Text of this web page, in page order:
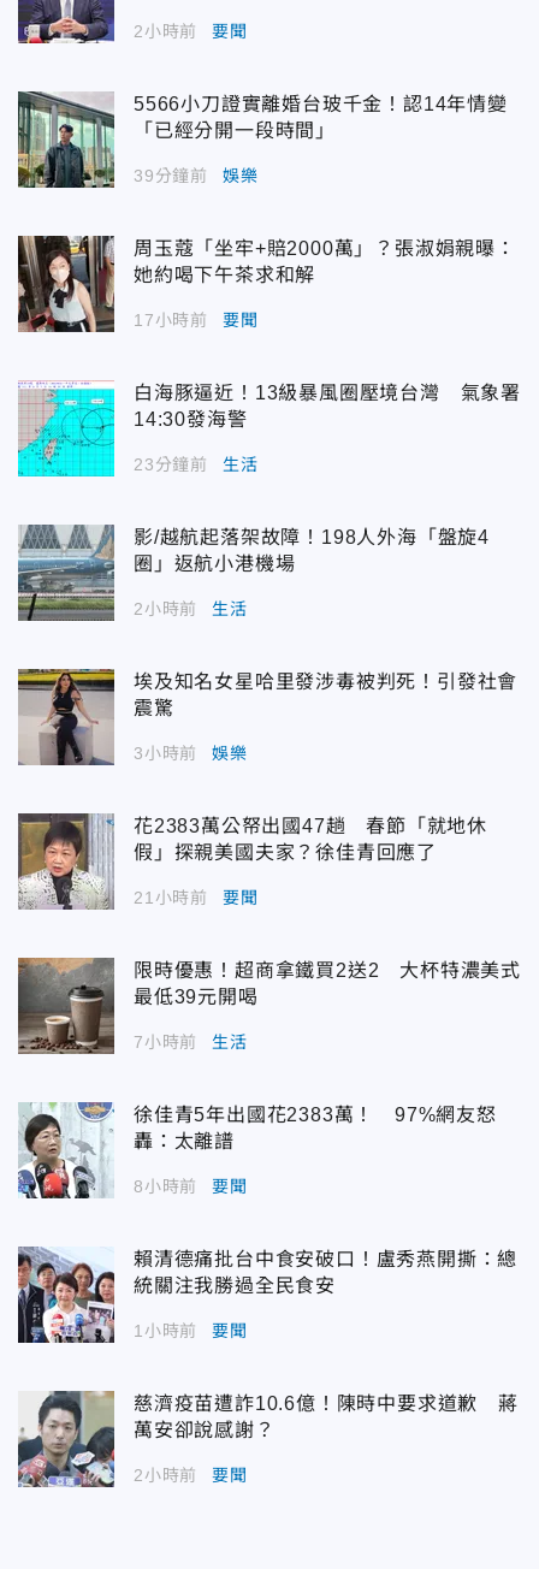
2小時前 要聞
5566小刀證實離婚台玻千金！認14年情變
「已經分開一段時間」
39分鐘前 娛樂
周玉蔻「坐牢+賠2000萬」？張淑娟親曝：
她約喝下午茶求和解
17小時前 要聞
白海豚逼近！13級暴風圈壓境台灣 氣象署
14:30發海警
23分鐘前 生活
影/越航起落架故障！198人外海「盤旋4
圈」返航小港機場
2小時前 生活
埃及知名女星哈里發涉毒被判死！引發社會
震驚
3小時前 娛樂
花2383萬公帑出國47趟 春節「就地休
假」探親美國夫家？徐佳青回應了
21小時前 要聞
限時優惠！超商拿鐵買2送2 大杯特濃美式
最低39元開喝
7小時前 生活
徐佳青5年出國花2383萬！ 97%網友怒
轟：太離譜
8小時前 要聞
賴清德痛批台中食安破口！盧秀燕開撕：總
統關注我勝過全民食安
1小時前 要聞
慈濟疫苗遭詐10.6億！陳時中要求道歉 蔣
萬安卻說感謝？
2小時前 要聞